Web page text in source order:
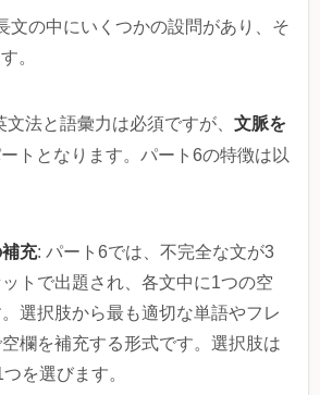
文の中にいくつかの設問があり、そ
。
法と語彙力は必須ですが、 文脈を
トとなります。パート6の特徴は以
充: パート6では、不完全な文が3
トで出題され、各文中に1つの空
選択肢から最も適切な単語やフレ
欄を補充する形式です。選択肢は
を選びます。